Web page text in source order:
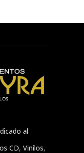
al
CD, Vinilos,